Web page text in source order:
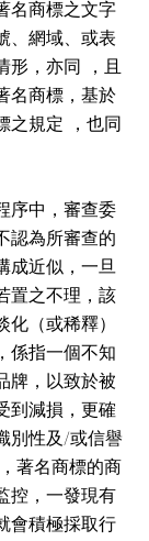
名商標之文字
、網域、或表
形，亦同 ，且
名商標，基於
之規定 ，也同
中，審查委
認為所審查的
成近似，一旦
置之不理，該
（或稀釋）
係指一個不知
牌，以致於被
到減損，更確
別性及/或信譽
著名商標的商
控，一發現有
會積極採取行